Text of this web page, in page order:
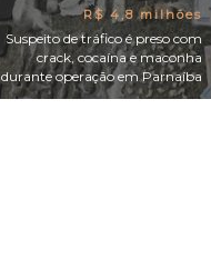
R$ 4,8 milhões
Suspeito de tráfico é preso com
crack, cocaína e maconha
durante operação em Parnaíba